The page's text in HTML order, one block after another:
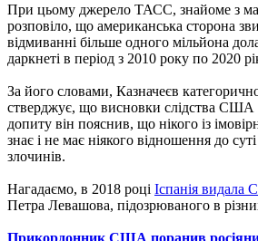
При цьому джерело ТАСС, знайоме з
розповіло, що американська сторона
відмиванні більше одного мільйона
даркнеті в період з 2010 року по 2020
За його словами, Казначеєв
стверджує, що висновки слідства США
допиту він пояснив, що нікого із
знає і не має ніякого відношення до
злочинів.
Нагадаємо, в 2018 році Іспанія
Петра Левашова, підозрюваного в
Прикордонник США поранив